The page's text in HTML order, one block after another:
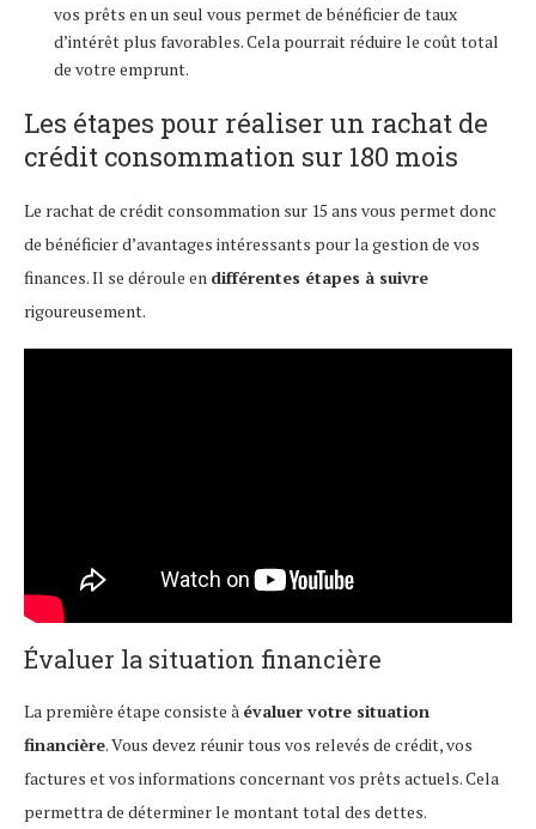
vos prêts en un seul vous permet de bénéficier de taux
d’intérêt plus favorables. Cela pourrait réduire le coût total
de votre emprunt.
Les étapes pour réaliser un rachat de
crédit consommation sur 180 mois
Le rachat de crédit consommation sur 15 ans vous permet donc
de bénéficier d’avantages intéressants pour la gestion de vos
finances. Il se déroule en différentes étapes à suivre
rigoureusement.
Évaluer la situation financière
La première étape consiste à évaluer votre situation
financière. Vous devez réunir tous vos relevés de crédit, vos
factures et vos informations concernant vos prêts actuels. Cela
permettra de déterminer le montant total des dettes.